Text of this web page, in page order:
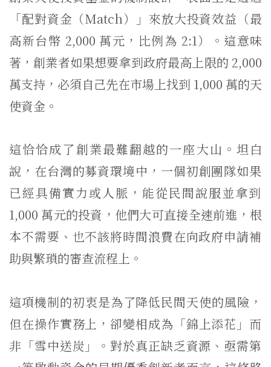
「配對資金（Match）」來放大投資效益（最
高新台幣 2,000 萬元，比例為 2:1）。這意味
著，創業者如果想要拿到政府最高上限的 2,000
萬支持，必須自己先在市場上找到 1,000 萬的天
使資金。
這恰恰成了創業最難翻越的一座大山。坦白
說， 在台灣的募資環境中，一個初創團隊如果
已經具備實力或人脈， 能從民間說服並拿到
1,000 萬元的投資，他們大可直接全速前進，根
本不需要、 也不該將時間浪費在向政府申請補
助與繁瑣的審查流程上。
這項機制的初衷是為了降低民間天使的風險，
但在操作實務上，卻變相成為「錦上添花」而
非「雪中送炭」。對於真正缺乏資源、 亟需第